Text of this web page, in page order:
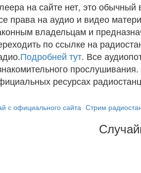
на сайте нет, это обычный
права на аудио и видео
владельцам и
по ссылке на
Подробней тут. Все
ресурсах
с официального сайта Стрим